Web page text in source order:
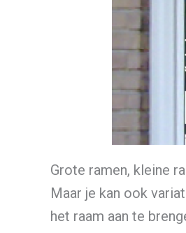
Grote ramen, kleine
Maar je kan ook
het raam aan te